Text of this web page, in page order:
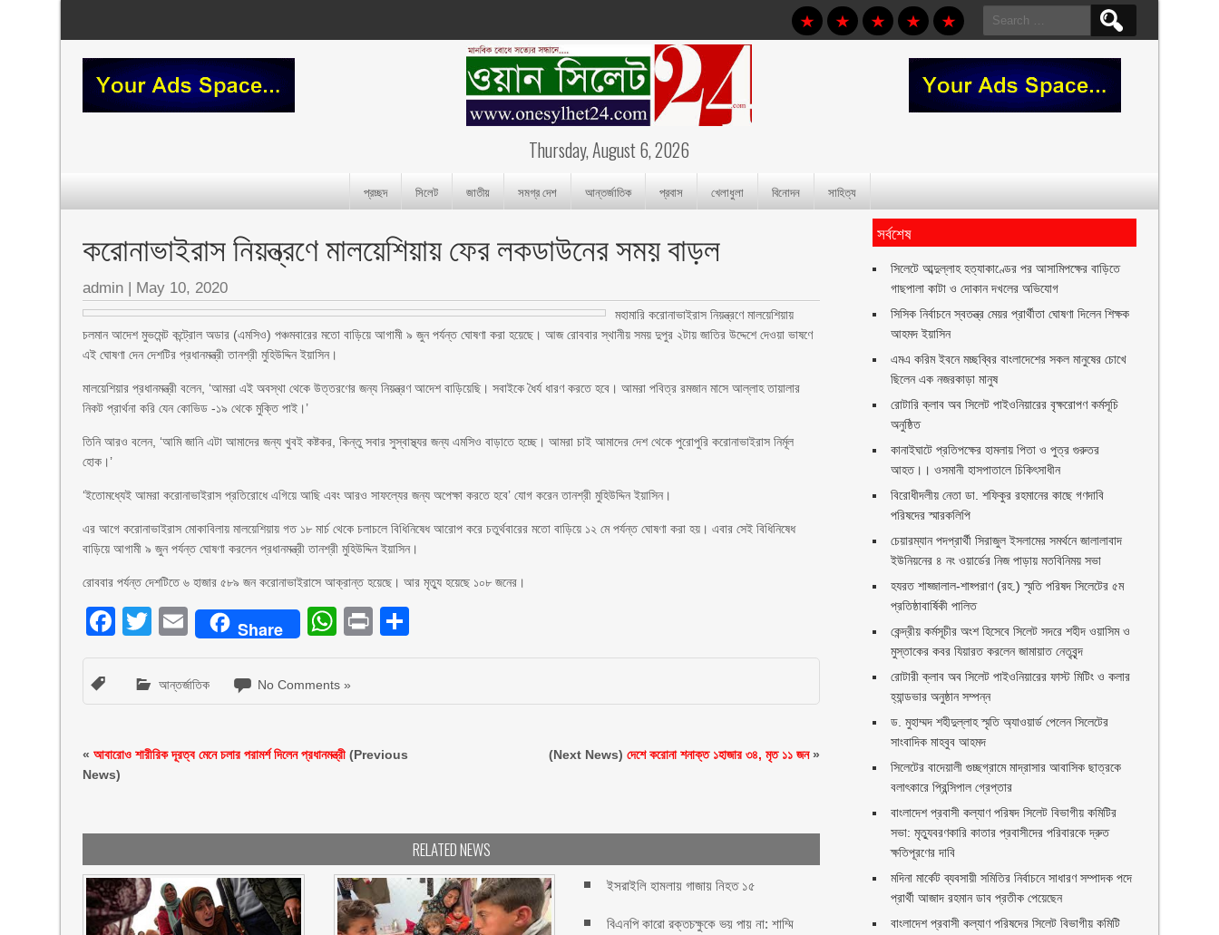
Search
for:
Thursday, August 6, 2026
প্রচ্ছদ সিলেট জাতীয় সমগ্র দেশ আন্তর্জাতিক প্রবাস খেলাধুলা বিনোদন সাহিত্য
করোনাভাইরাস নিয়ন্ত্রণে মালয়েশিয়ায় ফের লকডাউনের সময় বাড়ল
admin | May 10, 2020
মহামারি করোনাভাইরাস নিয়ন্ত্রণে মালয়েশিয়ায়
চলমান আদেশ মুভমেন্ট কন্ট্রোল অডার (এমসিও) পঞ্চমবারের মতো বাড়িয়ে আগামী ৯ জুন পর্যন্ত ঘোষণা করা হয়েছে। আজ রোববার স্থানীয় সময় দুপুর ২টায় জাতির উদ্দেশে দেওয়া ভাষণে
এই ঘোষণা দেন দেশটির প্রধানমন্ত্রী তানশ্রী মুহিউদ্দিন ইয়াসিন।
মালয়েশিয়ার প্রধানমন্ত্রী বলেন, ‘আমরা এই অবস্থা থেকে উত্তরণের জন্য নিয়ন্ত্রণ আদেশ বাড়িয়েছি। সবাইকে ধৈর্য ধারণ করতে হবে। আমরা পবিত্র রমজান মাসে আল্লাহ তায়ালার
নিকট প্রার্থনা করি যেন কোভিড -১৯ থেকে মুক্তি পাই।’
তিনি আরও বলেন, ‘আমি জানি এটা আমাদের জন্য খুবই কষ্টকর, কিন্তু সবার সুস্বাস্থ্যর জন্য এমসিও বাড়াতে হচ্ছে। আমরা চাই আমাদের দেশ থেকে পুরোপুরি করোনাভাইরাস নির্মূল
হোক।’
‘ইতোমধ্যেই আমরা করোনাভাইরাস প্রতিরোধে এগিয়ে আছি এবং আরও সাফল্যের জন্য অপেক্ষা করতে হবে’ যোগ করেন তানশ্রী মুহিউদ্দিন ইয়াসিন।
এর আগে করোনাভাইরাস মোকাবিলায় মালয়েশিয়ায় গত ১৮ মার্চ থেকে চলাচলে বিধিনিষেধ আরোপ করে চতুর্থবারের মতো বাড়িয়ে ১২ মে পর্যন্ত ঘোষণা করা হয়। এবার সেই বিধিনিষেধ
বাড়িয়ে আগামী ৯ জুন পর্যন্ত ঘোষণা করলেন প্রধানমন্ত্রী তানশ্রী মুহিউদ্দিন ইয়াসিন।
রোববার পর্যন্ত দেশটিতে ৬ হাজার ৫৮৯ জন করোনাভাইরাসে আক্রান্ত হয়েছে। আর মৃত্যু হয়েছে ১০৮ জনের।
Facebook
Twitter
EmailShare WhatsApp
Print
আন্তর্জাতিক No Comments »
«আবারোও শারীরিক দূরত্ব মেনে চলার পরামর্শ দিলেন প্রধানমন্ত্রী (Previous
News)
(Next News)দেশে করোনা শনাক্ত ১হাজার ৩৪, মৃত ১১ জন»
RELATED NEWS
ইসরাইলি হামলায় গাজায় নিহত ১৫
বিএনপি কারো রক্তচক্ষুকে ভয় পায় না: শাম্মি
সর্বশেষ
সিলেটে আব্দুল্লাহ হত্যাকাণ্ডের পর আসামিপক্ষের বাড়িতে
গাছপালা কাটা ও দোকান দখলের অভিযোগ
সিসিক নির্বাচনে স্বতন্ত্র মেয়র প্রার্থীতা ঘোষণা দিলেন শিক্ষক
আহমদ ইয়াসিন
এমএ করিম ইবনে মচ্ছব্বির বাংলাদেশের সকল মানুষের চোখে
ছিলেন এক নজরকাড়া মানুষ ‎
রোটারি ক্লাব অব সিলেট পাইওনিয়ারের বৃক্ষরোপণ কর্মসূচি
অনুষ্ঠিত
কানাইঘাটে প্রতিপক্ষের হামলায় পিতা ও পুত্র গুরুতর
আহত।। ওসমানী হাসপাতালে চিকিৎসাধীন
বিরোধীদলীয় নেতা ডা. শফিকুর রহমানের কাছে গণদাবি
পরিষদের স্মারকলিপি ‎
চেয়ারম্যান পদপ্রার্থী সিরাজুল ইসলামের সমর্থনে জালালাবাদ
ইউনিয়নের ৪ নং ওয়ার্ডের নিজ পাড়ায় মতবিনিময় সভা
হযরত শাহ্জালাল-শাহ্পরাণ (রহ.) স্মৃতি পরিষদ সিলেটের ৫ম
প্রতিষ্ঠাবার্ষিকী পালিত ‎​
কেন্দ্রীয় কর্মসূচীর অংশ হিসেবে সিলেট সদরে শহীদ ওয়াসিম ও
মুস্তাকের কবর যিয়ারত করলেন জামায়াত নেতৃবৃন্দ ‎
রোটারী ক্লাব অব সিলেট পাইওনিয়ারের ফাস্ট মিটিং ও কলার
হ্যান্ডভার অনুষ্ঠান সম্পন্ন
ড. মুহাম্মদ শহীদুল্লাহ স্মৃতি অ্যাওয়ার্ড পেলেন সিলেটের
সাংবাদিক মাহবুব আহমদ
সিলেটের বাদেয়ালী গুচ্ছগ্রামে মাদ্রাসার আবাসিক ছাত্রকে
বলাৎকারে প্রিন্সিপাল গ্রেপ্তার ‎
বাংলাদেশ প্রবাসী কল্যাণ পরিষদ সিলেট বিভাগীয় কমিটির
সভা: মৃত্যুবরণকারি কাতার প্রবাসীদের পরিবারকে দ্রুত
ক্ষতিপূরণের দাবি
মদিনা মার্কেট ব্যবসায়ী সমিতির নির্বাচনে সাধারণ সম্পাদক পদে
প্রার্থী আজাদ রহমান ডাব প্রতীক পেয়েছেন ‎
‎বাংলাদেশ প্রবাসী কল্যাণ পরিষদের সিলেট বিভাগীয় কমিটি